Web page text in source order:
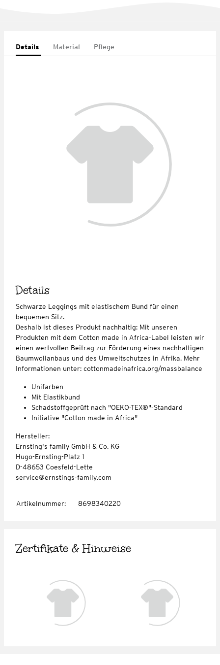
Details Material Pflege
Details
Schwarze Leggings mit elastischem Bund für einen
bequemen Sitz.
Deshalb ist dieses Produkt nachhaltig: Mit unseren
Produkten mit dem Cotton made in Africa-Label leisten wir
einen wertvollen Beitrag zur Förderung eines nachhaltigen
Baumwollanbaus und des Umweltschutzes in Afrika. Mehr
Informationen unter: cottonmadeinafrica.org/massbalance
Unifarben
Mit Elastikbund
Schadstoffgeprüft nach "OEKO-TEX®"-Standard
Initiative "Cotton made in Africa"
Hersteller:
Ernsting's family GmbH & Co. KG
Hugo-Ernsting-Platz 1
D-48653 Coesfeld-Lette
service@ernstings-family.com
Artikelnummer: 8698340220
Zertifikate & Hinweise